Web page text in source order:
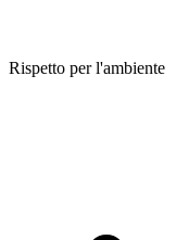
Rispetto per l'ambiente